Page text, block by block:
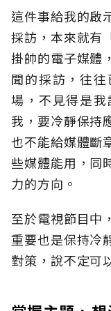
這件事給我的啟
採訪，本來就有
掛帥的電子媒體
聞的採訪，往
場，不見得是
我，要冷靜保持
也不能給媒體斷
些媒體能用，同
力的方向。
至於電視節目中
重要也是保持冷
對策，說不定可